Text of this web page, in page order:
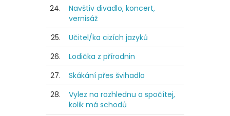
24.
Navštiv divadlo, koncert,
vernisáž
25.
Učitel/ka cizích jazyků
26.
Lodička z přírodnin
27.
Skákání přes švihadlo
28.
Vylez na rozhlednu a spočítej,
kolik má schodů